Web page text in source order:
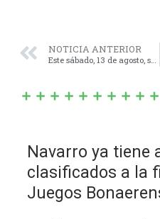
NOTICIA ANTERIOR
Este sábado, 13 de agosto, se desarrollará un nuevo curso de manipulación de alimentos.
Navarro ya tiene
clasificados a la
Juegos